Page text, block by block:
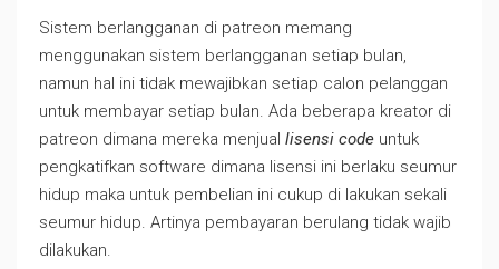
Sistem berlangganan di patreon memang
menggunakan sistem berlangganan setiap bulan,
namun hal ini tidak mewajibkan setiap calon pelanggan
untuk membayar setiap bulan. Ada beberapa kreator di
patreon dimana mereka menjual lisensi code untuk
pengkatifkan software dimana lisensi ini berlaku seumur
hidup maka untuk pembelian ini cukup di lakukan sekali
seumur hidup. Artinya pembayaran berulang tidak wajib
dilakukan.